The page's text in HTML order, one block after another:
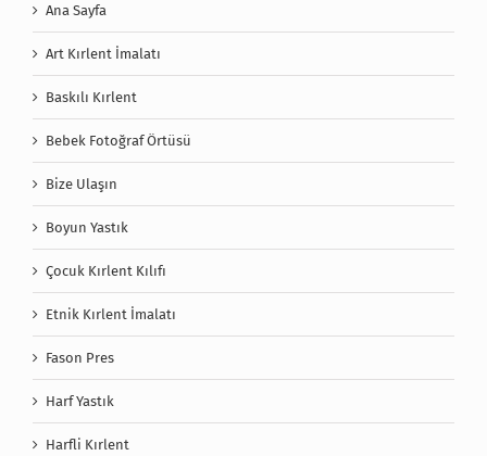
Ana Sayfa
Art Kırlent İmalatı
Baskılı Kırlent
Bebek Fotoğraf Örtüsü
Bize Ulaşın
Boyun Yastık
Çocuk Kırlent Kılıfı
Etnik Kırlent İmalatı
Fason Pres
Harf Yastık
Harfli Kırlent